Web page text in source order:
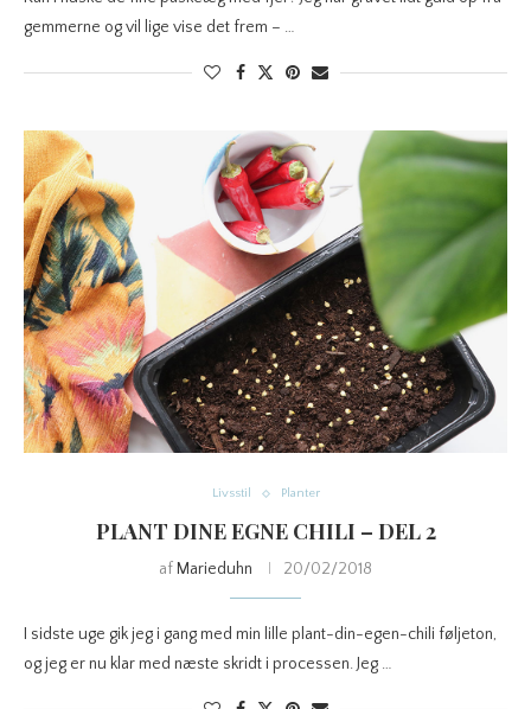
gemmerne og vil lige vise det frem – …
Livsstil Planter
PLANT DINE EGNE CHILI – DEL 2
af Marieduhn 20/02/2018
I sidste uge gik jeg i gang med min lille plant-din-egen-chili føljeton,
og jeg er nu klar med næste skridt i processen. Jeg …